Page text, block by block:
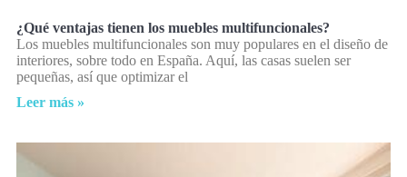
¿Qué ventajas tienen los muebles multifuncionales?
Los muebles multifuncionales son muy populares en el diseño de
interiores, sobre todo en España. Aquí, las casas suelen ser
pequeñas, así que optimizar el
Leer más »